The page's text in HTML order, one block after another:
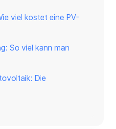
viel kostet eine PV-
So viel kann man
Die